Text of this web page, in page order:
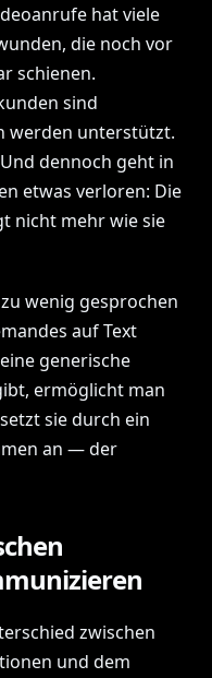
hat viele
die noch vor
schienen.
sind
werden unterstützt.
dennoch geht in
etwas verloren: Die
nicht mehr wie sie
wenig gesprochen
auf Text
generische
ermöglicht man
sie durch ein
an — der
zwischen
und dem